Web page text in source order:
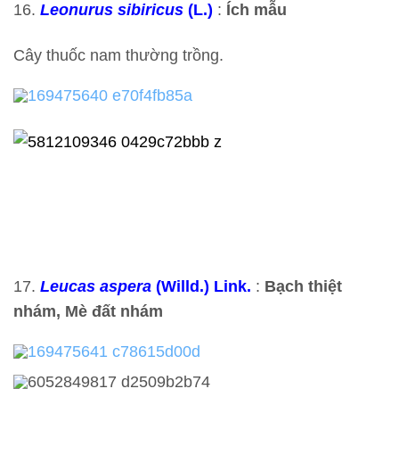
16. Leonurus sibiricus (L.) : Ích mẫu
Cây thuốc nam thường trồng.
17. Leucas aspera (Willd.) Link. : Bạch thiệt
nhám, Mè đất nhám